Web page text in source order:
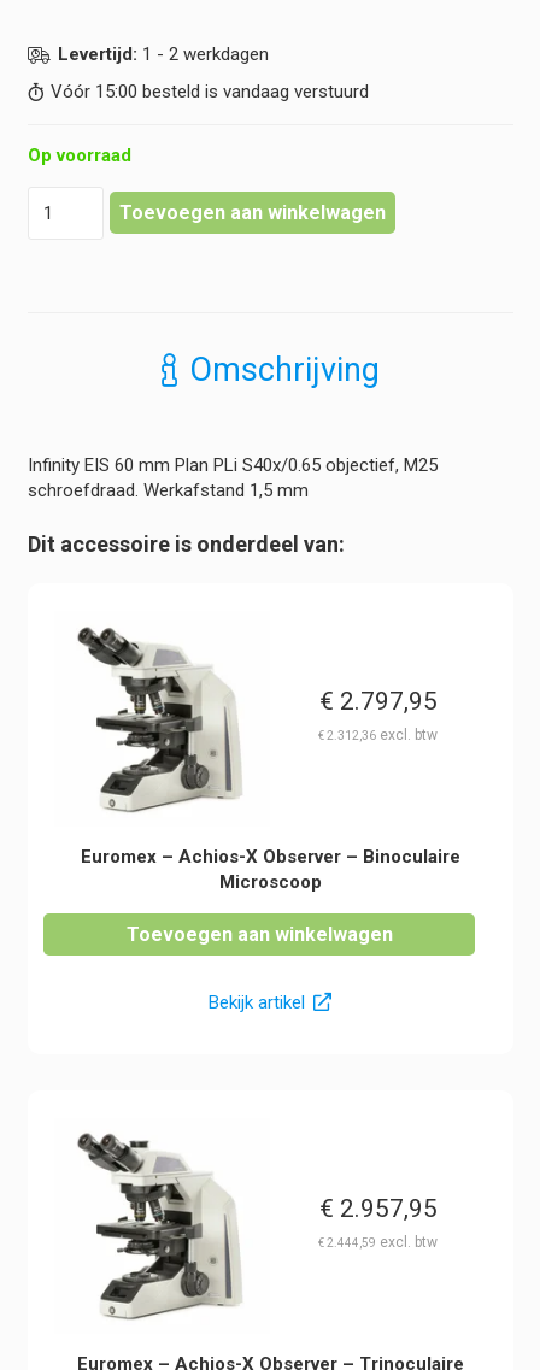
Levertijd: 1 - 2 werkdagen
Vóór 15:00 besteld is vandaag verstuurd
Op voorraad
1,5
mm
Achios-
hoeveelheid
Toevoegen aan winkelwagen
Omschrijving
Infinity EIS 60 mm Plan PLi S40x/0.65 objectief, M25
schroefdraad. Werkafstand 1,5 mm
Dit accessoire is onderdeel van:
€ 2.797,95
€2.312,36
Euromex – Achios-X Observer – Binoculaire
Microscoop
Toevoegen aan winkelwagen
Bekijk artikel
€ 2.957,95
€2.444,59
Euromex – Achios-X Observer – Trinoculaire